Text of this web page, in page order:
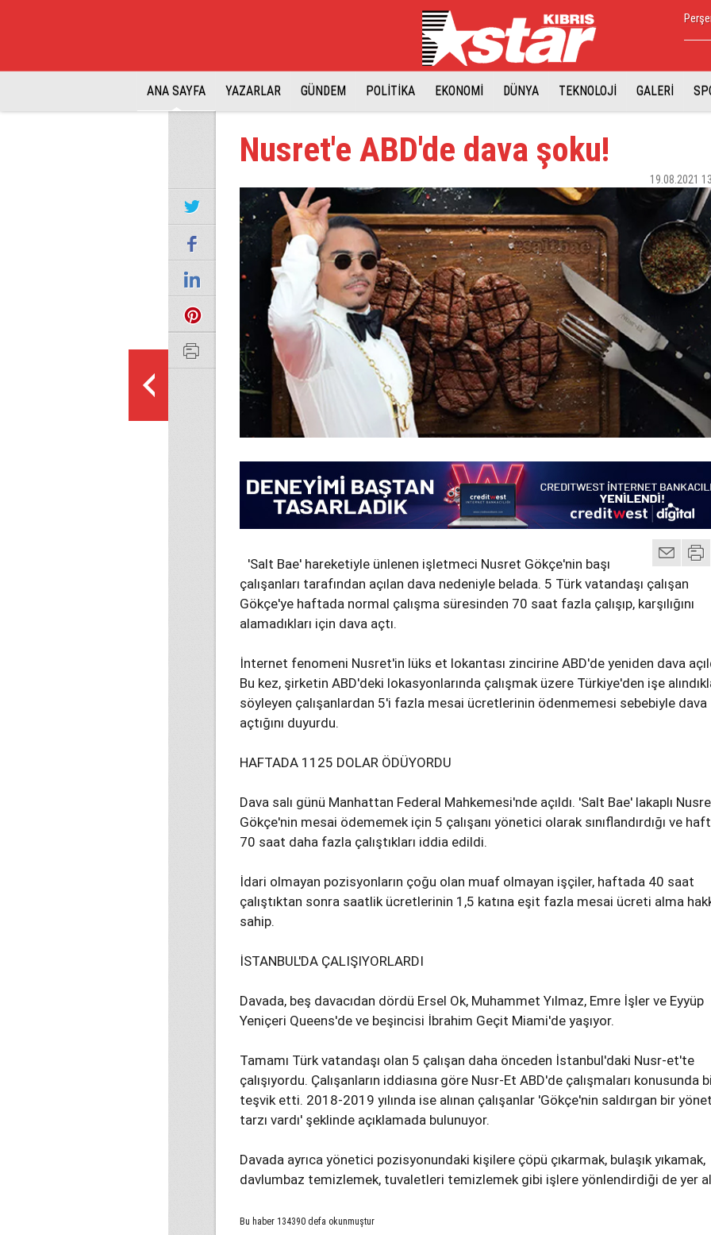
ANA SAYFA YAZARLAR GÜNDEM POLİTİKA EKONOMİ DÜNYA TEKNOLOJİ GALERİ
Nusret'e ABD'de dava şoku!
19.08.2021
'Salt Bae' hareketiyle ünlenen işletmeci Nusret Gökçe'nin başı
çalışanları tarafından açılan dava nedeniyle belada. 5 Türk vatandaşı çalışan
Gökçe'ye haftada normal çalışma süresinden 70 saat fazla çalışıp, karşılığını
alamadıkları için dava açtı.
İnternet fenomeni Nusret'in lüks et lokantası zincirine ABD'de yeniden dava
Bu kez, şirketin ABD'deki lokasyonlarında çalışmak üzere Türkiye'den işe
söyleyen çalışanlardan 5'i fazla mesai ücretlerinin ödenmemesi sebebiyle dava
açtığını duyurdu.
HAFTADA 1125 DOLAR ÖDÜYORDU
Dava salı günü Manhattan Federal Mahkemesi'nde açıldı. 'Salt Bae' lakaplı
Gökçe'nin mesai ödememek için 5 çalışanı yönetici olarak sınıflandırdığı ve
70 saat daha fazla çalıştıkları iddia edildi.
İdari olmayan pozisyonların çoğu olan muaf olmayan işçiler, haftada 40 saat
çalıştıktan sonra saatlik ücretlerinin 1,5 katına eşit fazla mesai ücreti alma
sahip.
İSTANBUL'DA ÇALIŞIYORLARDI
Davada, beş davacıdan dördü Ersel Ok, Muhammet Yılmaz, Emre İşler ve Eyyüp
Yeniçeri Queens'de ve beşincisi İbrahim Geçit Miami'de yaşıyor.
Tamamı Türk vatandaşı olan 5 çalışan daha önceden İstanbul'daki Nusr-et'te
çalışıyordu. Çalışanların iddiasına göre Nusr-Et ABD'de çalışmaları konusunda
teşvik etti. 2018-2019 yılında ise alınan çalışanlar 'Gökçe'nin saldırgan bir
tarzı vardı' şeklinde açıklamada bulunuyor.
Davada ayrıca yönetici pozisyonundaki kişilere çöpü çıkarmak, bulaşık yıkamak,
davlumbaz temizlemek, tuvaletleri temizlemek gibi işlere yönlendirdiği de yer
Bu haber 134390 defa okunmuştur